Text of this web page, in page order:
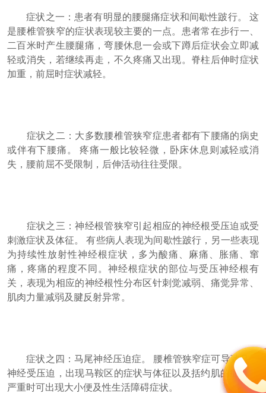
症状之一：患者有明显的腰腿痛症状和间歇性跛行。 这
是腰椎管狭窄的症状表现较主要的一点。患者常在步行一、
二百米时产生腰腿痛，弯腰休息一会或下蹲后症状会立即减
轻或消失，若继续再走，不久疼痛又出现。脊柱后伸时症状
加重，前屈时症状减轻。
症状之二：大多数腰椎管狭窄症患者都有下腰痛的病史
或伴有下腰痛。 疼痛一般比较轻微，卧床休息则减轻或消
失，腰前屈不受限制，后伸活动往往受限。
症状之三：神经根管狭窄引起相应的神经根受压迫或受
刺激症状及体征。 有些病人表现为间歇性跛行，另一些表现
为持续性放射性神经根症状，多为酸痛、麻痛、胀痛、窜
痛，疼痛的程度不同。神经根症状的部位与受压神经根有
关，表现为相应的神经根性分布区针刺觉减弱、痛觉异常、
肌肉力量减弱及腱反射异常。
症状之四：马尾神经压迫症。 腰椎管狭窄症可导致马尾
神经受压迫，出现马鞍区的症状与体征以及括约肌的症状，
严重时可出现大小便及性生活障碍症状。